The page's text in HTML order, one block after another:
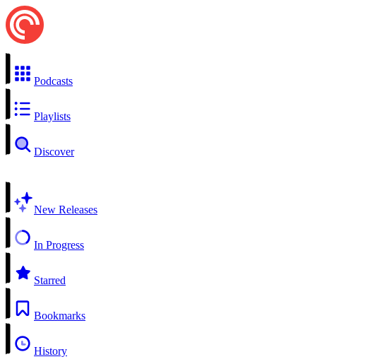
Podcasts
Playlists
Discover
New Releases
In Progress
Starred
Bookmarks
History